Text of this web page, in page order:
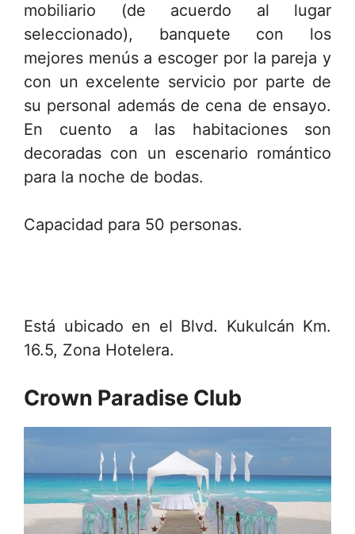
mobiliario (de acuerdo al lugar
seleccionado), banquete con los
mejores menús a escoger por la pareja y
con un excelente servicio por parte de
su personal además de cena de ensayo.
En cuento a las habitaciones son
decoradas con un escenario romántico
para la noche de bodas.
Capacidad para 50 personas.
Está ubicado en el Blvd. Kukulcán Km.
16.5, Zona Hotelera.
Crown Paradise Club